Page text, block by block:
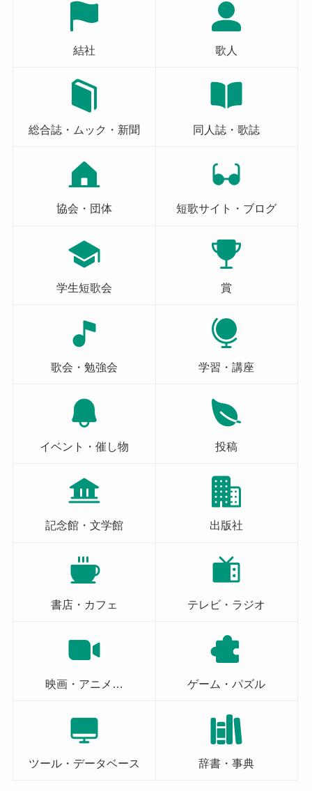
結社 歌人
総合誌・ムック・新聞 同人誌・歌誌
協会・団体 短歌サイト・ブログ
学生短歌会 賞
歌会・勉強会 学習・講座
イベント・催し物 投稿
記念館・文学館 出版社
書店・カフェ テレビ・ラジオ
映画・アニメ… ゲーム・パズル
ツール・データベース 辞書・事典